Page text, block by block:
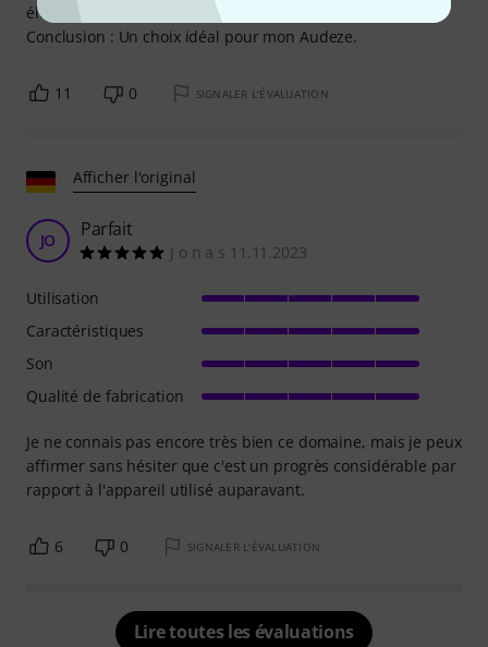
élevé - Puissance largement suffisante en cas de besoin.
Conclusion : Un choix idéal pour mon Audeze.
11 0 SIGNALER L'ÉVALUATION
Afficher l'original
JO Parfait
J o n a s 11.11.2023
Je ne connais pas encore très bien ce domaine, mais je peux
affirmer sans hésiter que c'est un progrès considérable par
rapport à l'appareil utilisé auparavant.
Utilisation
Caractéristiques
Son
Qualité de fabrication
6 0 SIGNALER L'ÉVALUATION
Lire toutes les évaluations